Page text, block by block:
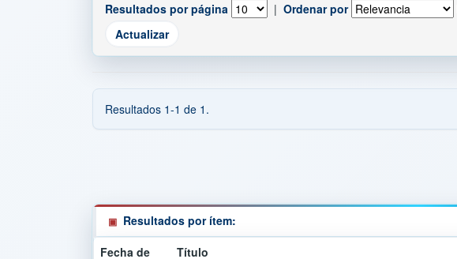
Resultados por página | Ordenar por
Resultados 1-1 de 1.
Resultados por ítem:
Fecha de
Título